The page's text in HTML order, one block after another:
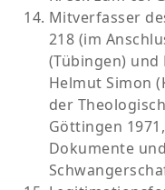
Mitverfasser
218 (im
(Tübingen)
Helmut Simon
der
Göttingen
Dokumente